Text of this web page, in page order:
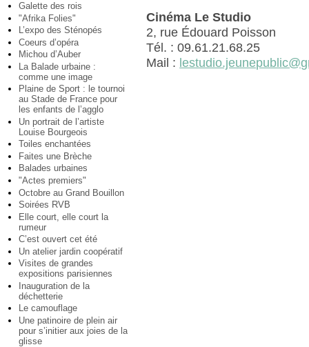
Galette des rois
"Afrika Folies"
L’expo des Sténopés
Coeurs d’opéra
Michou d’Auber
La Balade urbaine :
comme une image
Plaine de Sport : le tournoi
au Stade de France pour
les enfants de l’agglo
Un portrait de l’artiste
Louise Bourgeois
Toiles enchantées
Faites une Brèche
Balades urbaines
"Actes premiers"
Octobre au Grand Bouillon
Soirées RVB
Elle court, elle court la
rumeur
C’est ouvert cet été
Un atelier jardin coopératif
Visites de grandes
expositions parisiennes
Inauguration de la
déchetterie
Le camouflage
Une patinoire de plein air
pour s’initier aux joies de la
glisse
Cinéma Le Studio
2, rue Édouard Poisson
Tél. : 09.61.21.68.25
Mail :